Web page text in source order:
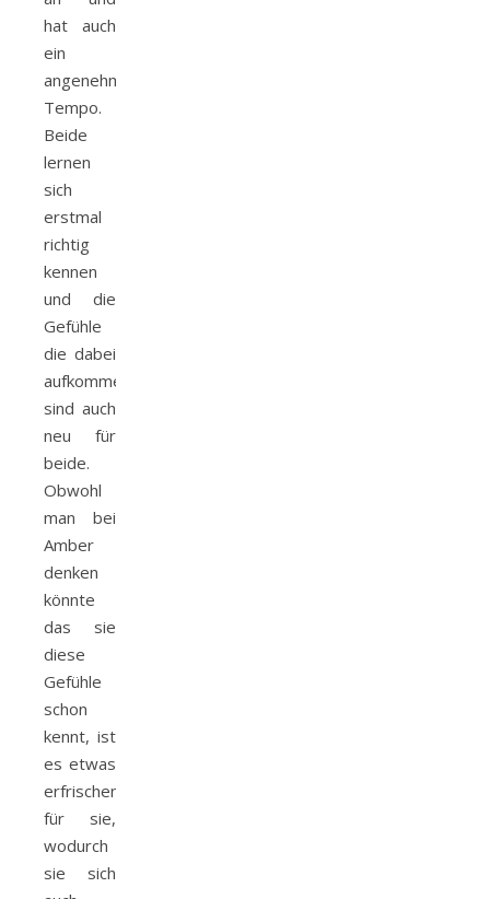
hat auch
ein
angenehmes
Tempo.
Beide
lernen
sich
erstmal
richtig
kennen
und die
Gefühle
die dabei
aufkommen,
sind auch
neu für
beide.
Obwohl
man bei
Amber
denken
könnte
das sie
diese
Gefühle
schon
kennt, ist
es etwas
erfrischendes
für sie,
wodurch
sie sich